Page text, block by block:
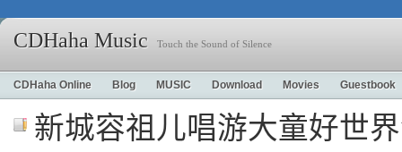
CDHaha Music Touch the Sound of Silence
CDHaha Online Blog MUSIC Download Movies Guestbook
新城容祖儿唱游大童好世